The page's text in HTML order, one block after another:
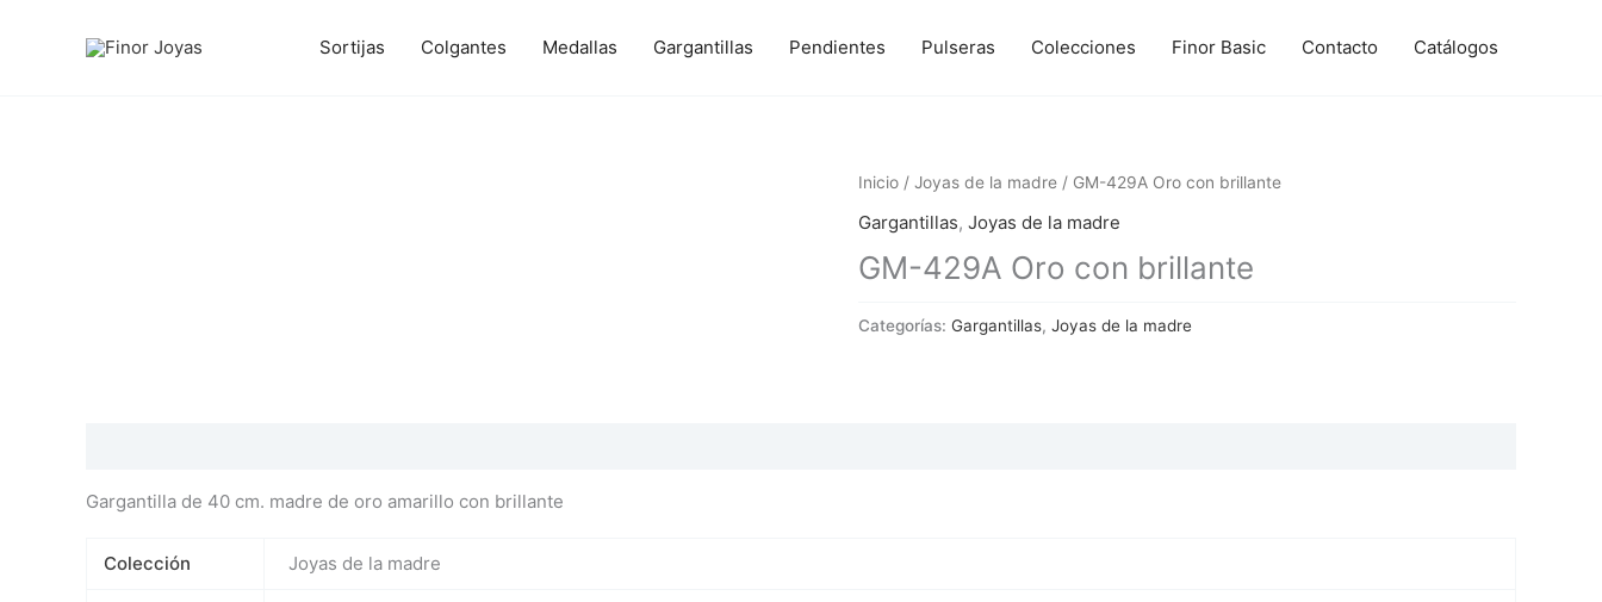
Sortijas Colgantes Medallas Gargantillas Pendientes Pulseras Colecciones Finor Basic Contacto Catálogos
Inicio / Joyas de la madre / GM-429A Oro con brillante
Gargantillas, Joyas de la madre
GM-429A Oro con brillante
Categorías: Gargantillas, Joyas de la madre
Gargantilla de 40 cm. madre de oro amarillo con brillante
Colección Joyas de la madre